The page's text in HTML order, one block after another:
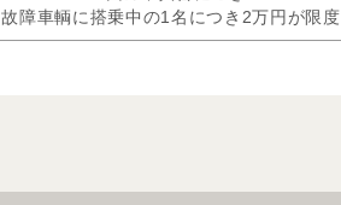
故障車輌に搭乗中の1名につき2万円が限度